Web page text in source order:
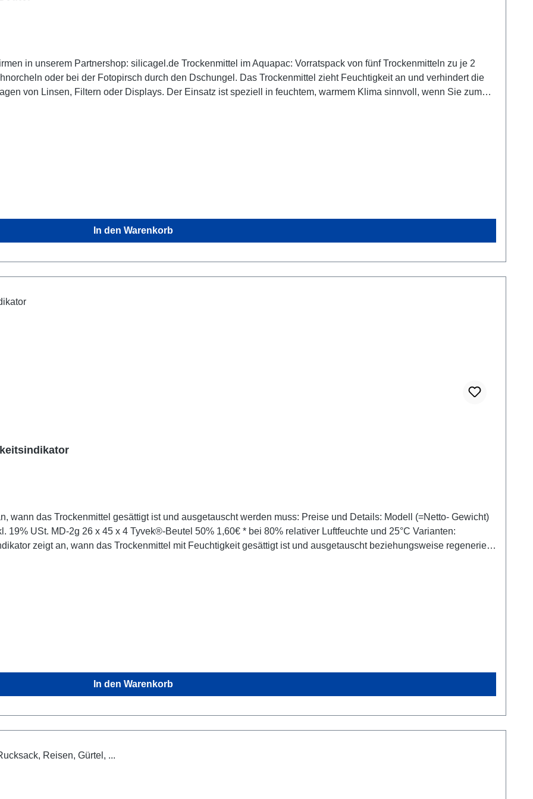
Trockenmittel im Aquapac: Vorratspack von fünf Trockenmitteln zu je 2
ist speziell in feuchtem, warmem Klima sinnvoll, wenn Sie zum
Namen Kieselgel und Trockengel bekannt. Unsere
harmloses Mineralgemisch, chemisch exakt also nicht Silicagel.Sie können es daher bedenkenlos in der Biotonne
und mehr über die Trockenmittel-Technik in unserem Partnershop: silicagel.de
In den Warenkorb
gesättigt ist und ausgetauscht werden muss: Preise und Details: Modell (=Netto- Gewicht)
zeigt an, wann das Trockenmittel mit Feuchtigkeit gesättigt ist und ausgetauscht beziehungsweise regeneriert
Stoffe "Substance of very high concern" (SVHC). Bitte die Datenblätter beachten. Trockenmittelbeutel
in der Biotonne entsorgt werden. Einen kobaltfreien Indikator finden Sie hier. Richtwerte: Hier finden sie
Handhabung: Bei der Handhabung des Materials sind die jeweils
Damit die Trockenmittelbeutel während Transport und Lagerung keine Feuchtigkeit aufnehmen, sind sie in einen
wieder dicht zu verschließen. Mehr Trockenmittel für Endverbraucher, Händler und Firmen in unserem
In den Warenkorb